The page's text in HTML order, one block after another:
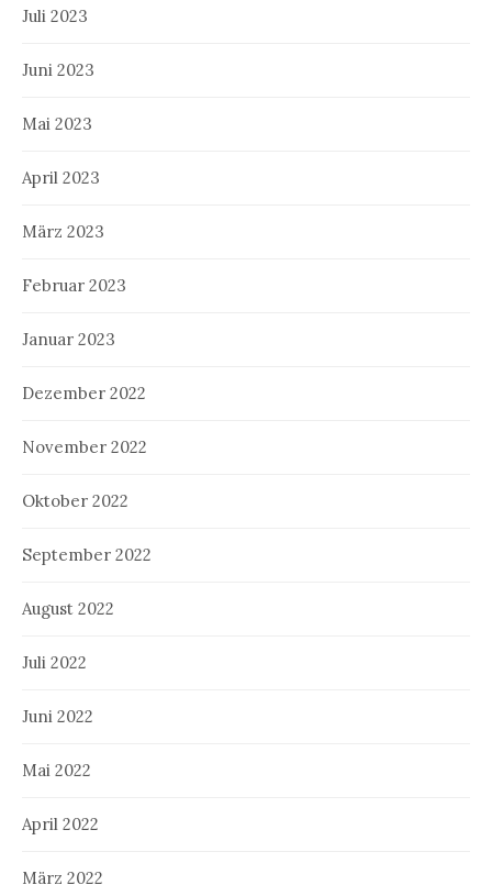
Juli 2023
Juni 2023
Mai 2023
April 2023
März 2023
Februar 2023
Januar 2023
Dezember 2022
November 2022
Oktober 2022
September 2022
August 2022
Juli 2022
Juni 2022
Mai 2022
April 2022
März 2022